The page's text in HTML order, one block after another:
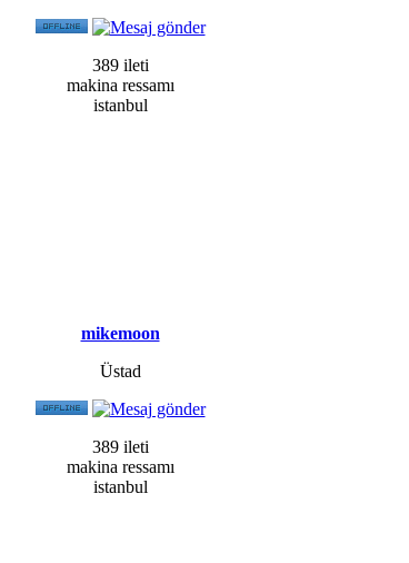
389 ileti
makina ressamı
istanbul
mikemoon
Üstad
389 ileti
makina ressamı
istanbul